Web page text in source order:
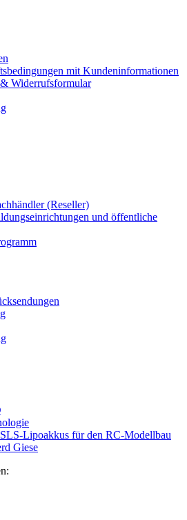
mit Kundeninformationen
Widerrufsformular
(Reseller)
und öffentliche
Lipoakkus für den RC-Modellbau
Giese